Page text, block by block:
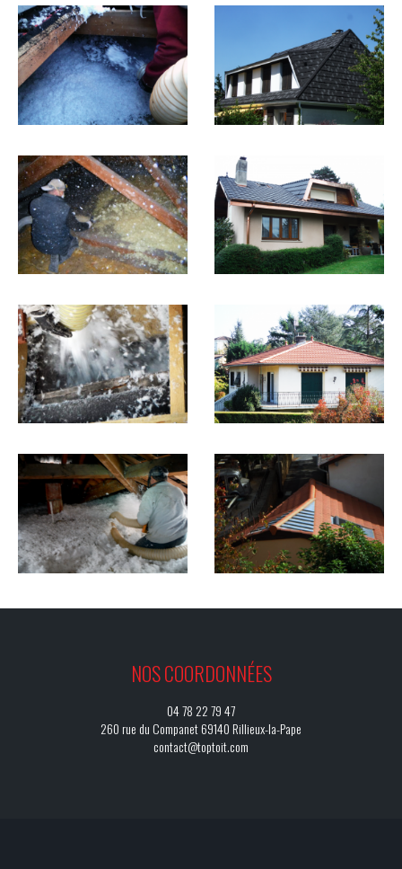
NOS COORDONNÉES
04 78 22 79 47
260 rue du Companet 69140 Rillieux-la-Pape
contact@toptoit.com